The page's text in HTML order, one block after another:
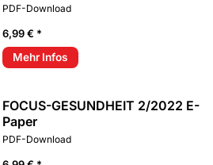
PDF-Download
6,99 € *
Mehr Infos
FOCUS-GESUNDHEIT 2/2022 E-
Paper
PDF-Download